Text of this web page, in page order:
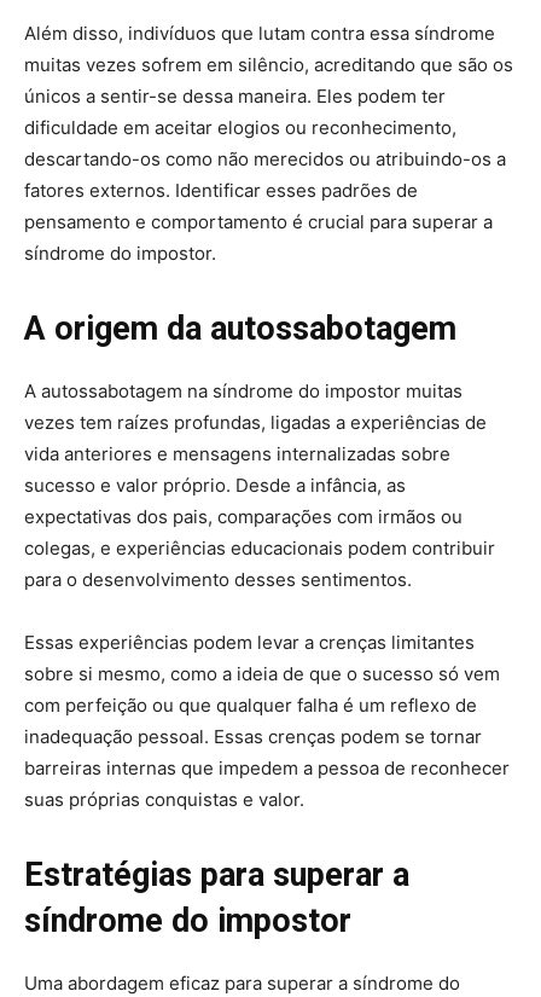
Além disso, indivíduos que lutam contra essa síndrome
muitas vezes sofrem em silêncio, acreditando que são os
únicos a sentir-se dessa maneira. Eles podem ter
dificuldade em aceitar elogios ou reconhecimento,
descartando-os como não merecidos ou atribuindo-os a
fatores externos. Identificar esses padrões de
pensamento e comportamento é crucial para superar a
síndrome do impostor.
A origem da autossabotagem
A autossabotagem na síndrome do impostor muitas
vezes tem raízes profundas, ligadas a experiências de
vida anteriores e mensagens internalizadas sobre
sucesso e valor próprio. Desde a infância, as
expectativas dos pais, comparações com irmãos ou
colegas, e experiências educacionais podem contribuir
para o desenvolvimento desses sentimentos.
Essas experiências podem levar a crenças limitantes
sobre si mesmo, como a ideia de que o sucesso só vem
com perfeição ou que qualquer falha é um reflexo de
inadequação pessoal. Essas crenças podem se tornar
barreiras internas que impedem a pessoa de reconhecer
suas próprias conquistas e valor.
Estratégias para superar a
síndrome do impostor
Uma abordagem eficaz para superar a síndrome do